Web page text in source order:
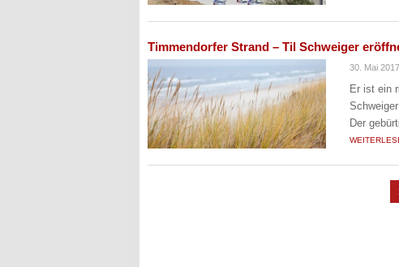
Timmendorfer Strand – Til Schweiger
30. Mai 2017
Er ist ein
Der